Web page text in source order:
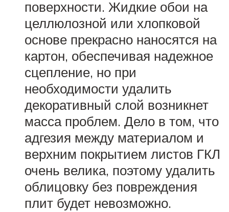
поверхности. Жидкие обои на
целлюлозной или хлопковой
основе прекрасно наносятся на
картон, обеспечивая надежное
сцепление, но при
необходимости удалить
декоративный слой возникнет
масса проблем. Дело в том, что
адгезия между материалом и
верхним покрытием листов ГКЛ
очень велика, поэтому удалить
облицовку без повреждения
плит будет невозможно.